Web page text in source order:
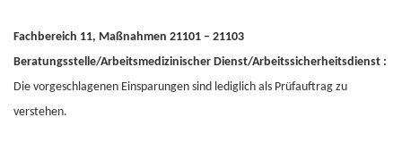
Fachbereich 11, Maßnahmen 21101 – 21103
Beratungsstelle/Arbeitsmedizinischer Dienst/Arbeitssicherheitsdienst :
Die vorgeschlagenen Einsparungen sind lediglich als Prüfauftrag zu
verstehen.